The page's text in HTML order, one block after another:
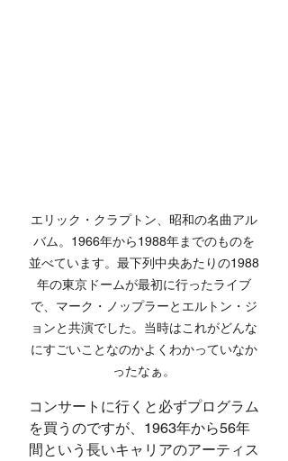
エリック・クラプトン、昭和の名曲アル
バム。1966年から1988年までのものを
並べています。最下列中央あたりの1988
年の東京ドームが最初に行ったライブ
で、マーク・ノップラーとエルトン・ジ
ョンと共演でした。当時はこれがどんな
にすごいことなのかよくわかっていなか
ったなぁ。
コンサートに行くと必ずプログラム
を買うのですが、1963年から56年
間という長いキャリアのアーティス